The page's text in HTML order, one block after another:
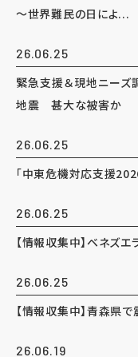
～世界難民の日によ...
26.06.25
緊急支援＆現地ニーズ
地震 甚大な被害か
26.06.25
「中東危機対応支援
26.06.25
【情報収集中】ベネズ
26.06.25
【情報収集中】青森県
26.06.19